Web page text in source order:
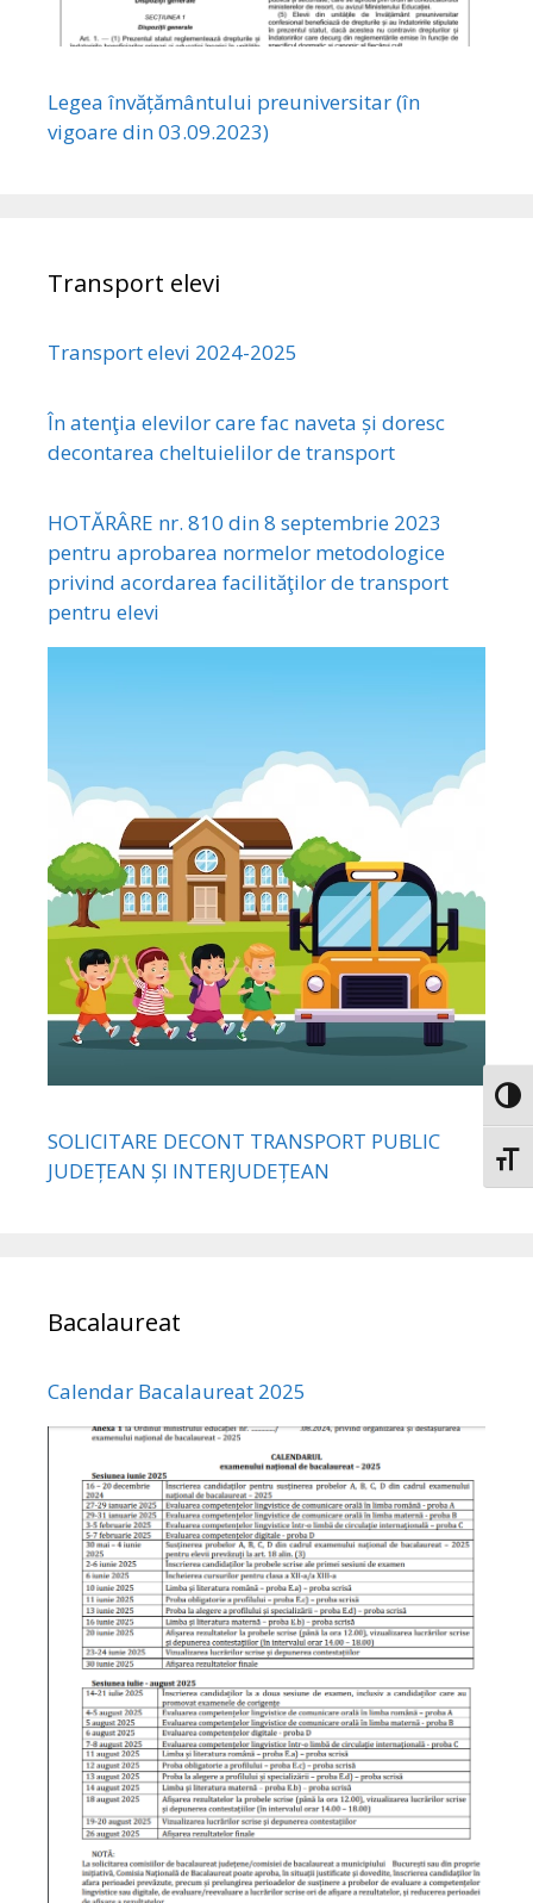
Legea învățământului preuniversitar (în
vigoare din 03.09.2023)
Transport elevi
Transport elevi 2024-2025
În atenţia elevilor care fac naveta și doresc
decontarea cheltuielilor de transport
HOTĂRÂRE nr. 810 din 8 septembrie 2023
pentru aprobarea normelor metodologice
privind acordarea facilităţilor de transport
pentru elevi
SOLICITARE DECONT TRANSPORT PUBLIC
JUDEȚEAN ȘI INTERJUDEȚEAN
Bacalaureat
Calendar Bacalaureat 2025